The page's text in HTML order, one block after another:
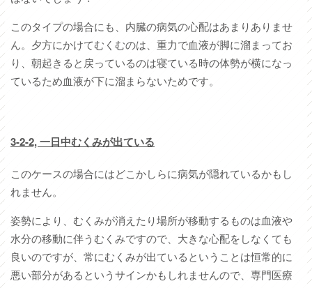
このタイプの場合にも、内臓の病気の心配はあまりありませ
ん。夕方にかけてむくむのは、重力で血液が脚に溜まってお
り、朝起きると戻っているのは寝ている時の体勢が横になっ
ているため血液が下に溜まらないためです。
3-2-2,一日中むくみが出ている
このケースの場合にはどこかしらに病気が隠れているかもし
れません。
姿勢により、むくみが消えたり場所が移動するものは血液や
水分の移動に伴うむくみですので、大きな心配をしなくても
良いのですが、常にむくみが出ているということは恒常的に
悪い部分があるというサインかもしれませんので、専門医療